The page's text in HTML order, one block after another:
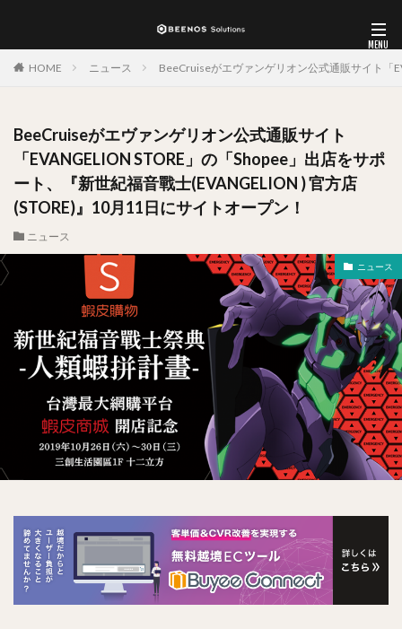
HOME ニュース BeeCruiseがエヴァンゲリオン公式通販サイト「
BeeCruiseがエヴァンゲリオン公式通販サイト
「EVANGELION STORE」の「Shopee」出店をサポ
ート、『新世紀福音戰士(EVANGELION ) 官方店
(STORE)』10月11日にサイトオープン！
ニュース
ニュース